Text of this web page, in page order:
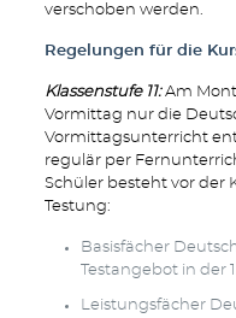
verschoben werden.
Regelungen für die
Klassenstufe 11:Am
Vormittag nur die
Vormittagsunterricht
regulär per
Schüler besteht vor der
Testung:
Basisfächer
Testangebot in der
Leistungsfächer